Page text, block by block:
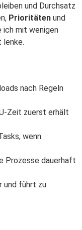
und Durchsatz
Prioritäten und
ich mit wenigen
lenke.
nach Regeln
Zeit zuerst erhält
wenn
Prozesse dauerhaft
und führt zu